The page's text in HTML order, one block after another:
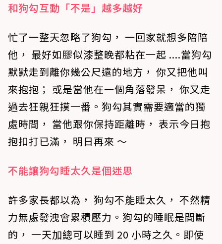
和狗勾互動「不是」越多越好
忙了一整天忽略了狗勾， 一回家就想多陪陪
他， 最好如膠似漆整晚都粘在一起 ....當狗勾
默默走到離你幾公尺遠的地方， 你又把他叫
來抱抱； 或是當他在一個角落發呆， 你又走
過去狂親狂摸一番。狗勾其實需要適當的獨
處時間， 當他跟你保持距離時， 表示今日抱
抱扣打已滿， 明日再來 ～
不能讓狗勾睡太久是個迷思
許多家長都以為， 狗勾不能睡太久， 不然精
力無處發洩會累積壓力。狗勾的睡眠是間斷
的， 一天加總可以睡到 20 小時之久。即使